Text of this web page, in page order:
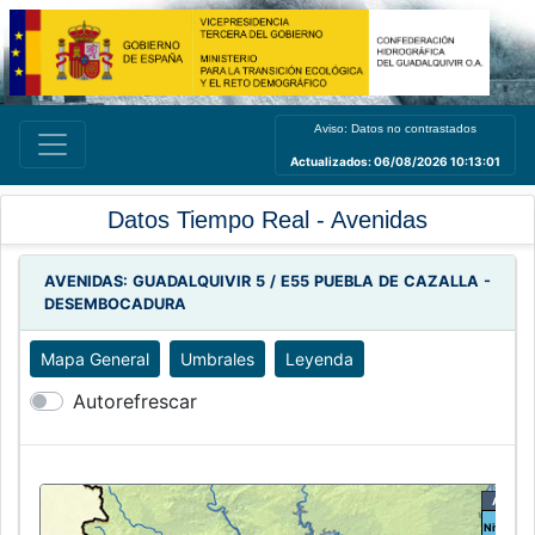
Aviso: Datos no contrastados
Actualizados: 06/08/2026 10:13:01
Datos Tiempo Real - Avenidas
AVENIDAS: GUADALQUIVIR 5 / E55 PUEBLA DE CAZALLA -
DESEMBOCADURA
Umbrales Leyenda
Autorefrescar
A69
Nivel